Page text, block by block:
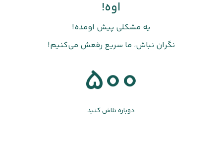
اوه!
یه مشکلی پیش اومده!
نگران نباش، ما سریع رفعش می‌کنیم!
500
دوباره تلاش کنید